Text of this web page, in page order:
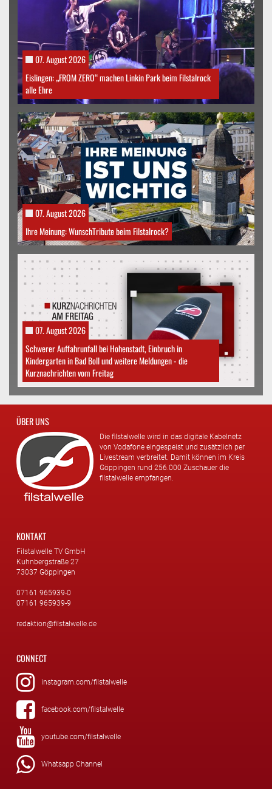
07. August 2026
Eislingen: „FROM ZERO“ machen Linkin Park beim Filstalrock
alle Ehre
07. August 2026
Ihre Meinung: WunschTribute beim Filstalrock?
07. August 2026
Schwerer Auffahrunfall bei Hohenstadt, Einbruch in
Kindergarten in Bad Boll und weitere Meldungen - die
Kurznachrichten vom Freitag
ÜBER UNS
Die filstalwelle wird in das digitale Kabelnetz
von Vodafone eingespeist und zusätzlich per
Livestream verbreitet. Damit können im Kreis
Göppingen rund 256.000 Zuschauer die
filstalwelle empfangen.
KONTAKT
Filstalwelle TV GmbH
Kuhnbergstraße 27
73037 Göppingen
07161 965939-0
07161 965939-9
redaktion@filstalwelle.de
CONNECT
instagram.com/filstalwelle
facebook.com/filstalwelle
youtube.com/filstalwelle
Whatsapp Channel